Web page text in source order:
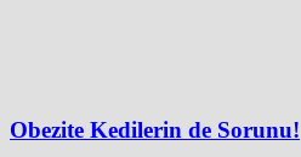
Obezite Kedilerin de Sorunu!